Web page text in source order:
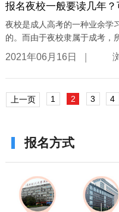
报名夜校一般要读几年
夜校是成人高考的一种业余学
的。而由于夜校隶属于成考，
2021年06月16日 |
上一页 1 2 3 4
报名方式